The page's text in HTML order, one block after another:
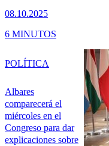
08.10.2025
6 MINUTOS
Albares
comparecerá el
miércoles en el
Congreso para dar
explicaciones sobre
POLÍTICA